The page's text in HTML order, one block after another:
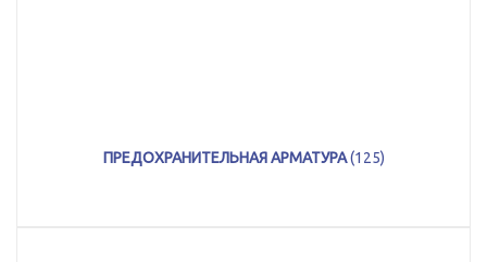
ПРЕДОХРАНИТЕЛЬНАЯ АРМАТУРА(125)